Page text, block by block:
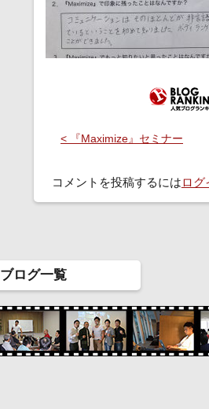
< 『Maximize』セミナー
コメントを投稿するにはログ
ブログ一覧